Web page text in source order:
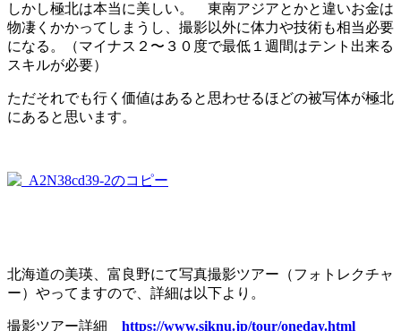
しかし極北は本当に美しい。 東南アジアとかと違いお金は
物凄くかかってしまうし、撮影以外に体力や技術も相当必要
になる。（マイナス２〜３０度で最低１週間はテント出来る
スキルが必要）
ただそれでも行く価値はあると思わせるほどの被写体が極北
にあると思います。
北海道の美瑛、富良野にて写真撮影ツアー（フォトレクチャ
ー）やってますので、詳細は以下より。
撮影ツアー詳細 https://www.siknu.jp/tour/oneday.html